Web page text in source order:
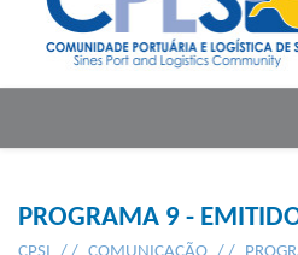
PROGRAMA 9 -